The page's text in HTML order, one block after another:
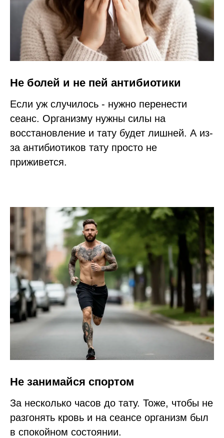
Не болей и не пей антибиотики
Если уж случилось - нужно перенести
сеанс. Организму нужны силы на
восстановление и тату будет лишней. А из-
за антибиотиков тату просто не
приживется.
Не занимайся спортом
За несколько часов до тату. Тоже, чтобы не
разгонять кровь и на сеансе организм был
в спокойном состоянии.